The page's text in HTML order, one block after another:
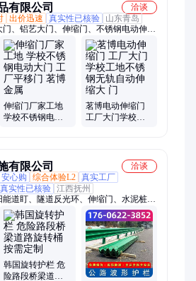
有限公司
洽谈
出价迅速 真实性已核验
山东青岛
、铝艺大门、伸缩门、不锈钢电动伸缩
、自动伸缩门、无轨道伸缩门、遥控电动
铁护栏、铁艺护栏、车牌识别系统、栅栏
道闸、车牌识别道闸、智能道闸、定制铁
、厂区铁艺护栏、高速道闸、停车场道
门
伸缩门厂家工地
学校不锈钢电动
茗博电动伸缩门
工厂大门学校工
有限公司
洽谈
安心购 综合体验L2 真实工厂
真实性已核验 江西抚州
道盯、隧道反光环、伸缩门、水泥桩、
璃钢柱帽、轮廓标、光伏螺栓、钢管警示
防撞垫、伸缩护栏
韩国旋转护栏 危
险路段桥梁道路